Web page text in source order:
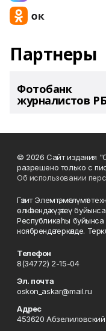
Партнеры
Фотобанк
журналистов РБ
© 2026 Сайт издания
разрешено только с
Об использовании
Гәзит Элемтә, мәғлүмәт
өлкәһендә күҙәтеү
Республикаһы
ноябрендә теркәлде.
Телефон
8(34772) 2-15-04
Эл. почта
oskon_askar@mail.ru
Адрес
453620